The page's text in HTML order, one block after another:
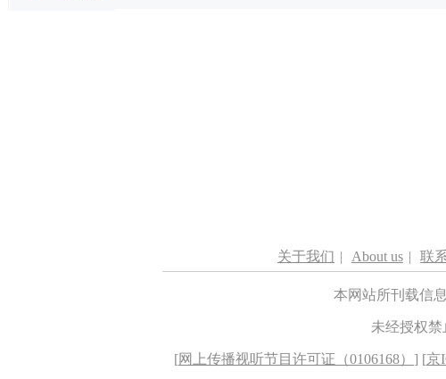
关于我们 | About us | 联
本网站所刊载信
未经授权禁
[网上传播视听节目许可证（0106168） ] [京